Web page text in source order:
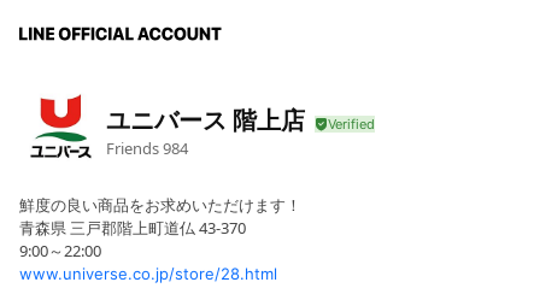
ユニバース 階上店
Friends984
鮮度の良い商品をお求めいただけます！
青森県 三戸郡階上町道仏 43-370
9:00～22:00
www.universe.co.jp/store/28.html